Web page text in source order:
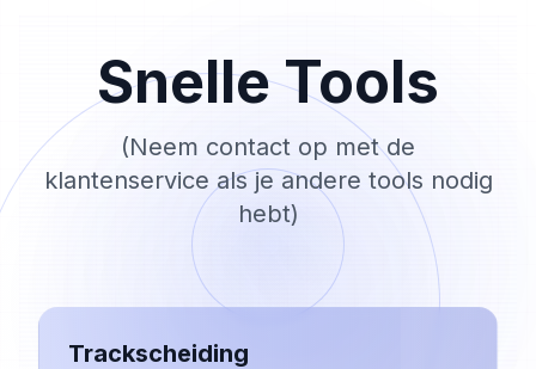
Snelle Tools
(Neem contact op met de
klantenservice als je andere tools nodig
hebt)
Trackscheiding